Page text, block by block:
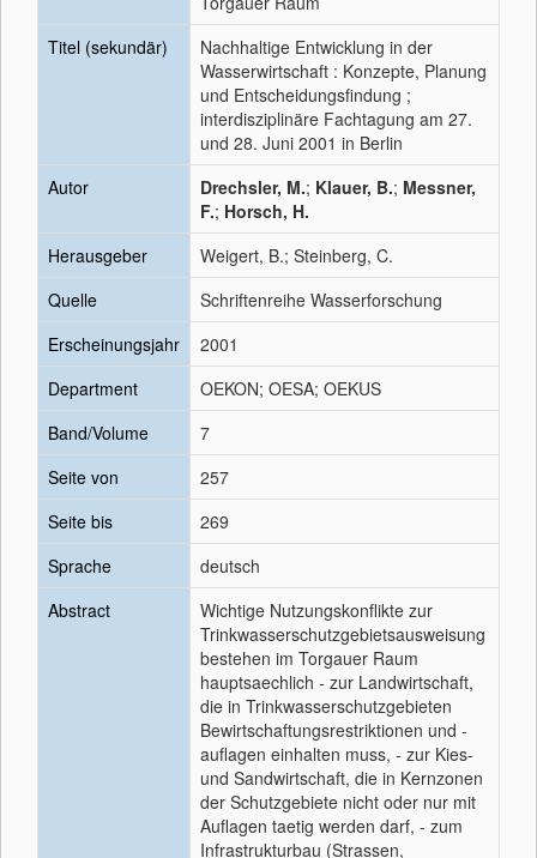
Titel (sekundär)
Nachhaltige Entwicklung in der
Wasserwirtschaft : Konzepte, Planung
und Entscheidungsfindung ;
interdisziplinäre Fachtagung am 27.
und 28. Juni 2001 in Berlin
Autor
Drechsler, M.; Klauer, B.; Messner,
F.; Horsch, H.
Herausgeber
Weigert, B.; Steinberg, C.
Quelle
Schriftenreihe Wasserforschung
Erscheinungsjahr
2001
Department
OEKON; OESA; OEKUS
Band/Volume
7
Seite von
257
Seite bis
269
Sprache
deutsch
Abstract
Wichtige Nutzungskonflikte zur
Trinkwasserschutzgebietsausweisung
bestehen im Torgauer Raum
hauptsaechlich - zur Landwirtschaft,
die in Trinkwasserschutzgebieten
Bewirtschaftungsrestriktionen und -
auflagen einhalten muss, - zur Kies-
und Sandwirtschaft, die in Kernzonen
der Schutzgebiete nicht oder nur mit
Auflagen taetig werden darf, - zum
Infrastrukturbau (Strassen,